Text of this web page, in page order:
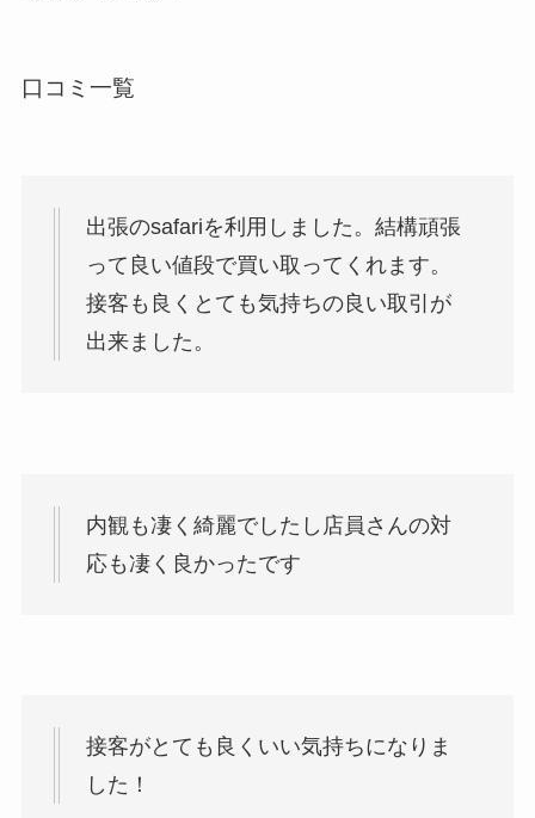
口コミ一覧
出張のsafariを利用しました。結構頑張
って良い値段で買い取ってくれます。
接客も良くとても気持ちの良い取引が
出来ました。
内観も凄く綺麗でしたし店員さんの対
応も凄く良かったです
接客がとても良くいい気持ちになりま
した！